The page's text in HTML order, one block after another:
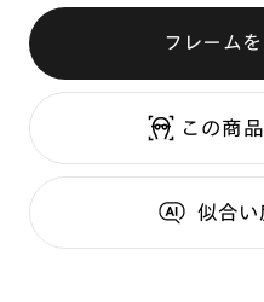
フレーム
この商
似合い